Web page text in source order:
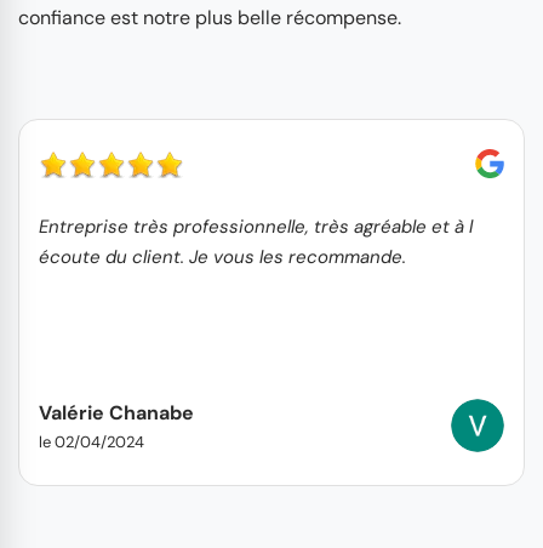
confiance est notre plus belle récompense.
Entreprise très professionnelle, très agréable et à l
écoute du client. Je vous les recommande.
Valérie Chanabe
le 02/04/2024